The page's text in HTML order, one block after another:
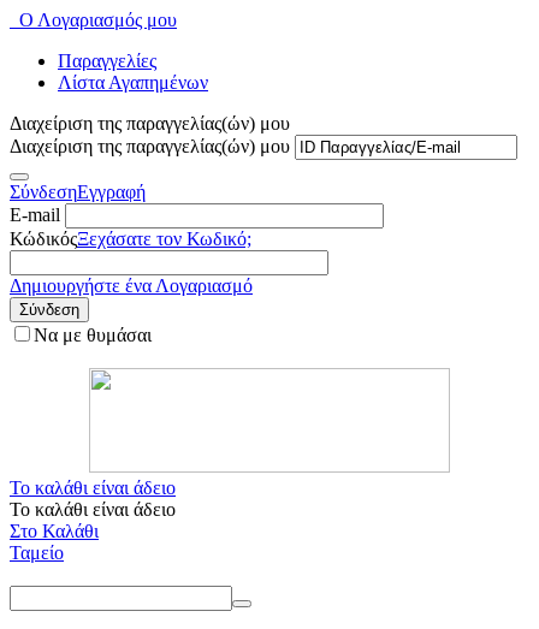
Ο Λογαριασμός μου
Παραγγελίες
Λίστα Αγαπημένων
Διαχείριση της παραγγελίας(ών) μου
Διαχείριση της παραγγελίας(ών) μου
ΣύνδεσηΕγγραφή
E-mail
ΚώδικόςΞεχάσατε τον Κωδικό;
Δημιουργήστε ένα Λογαριασμό
Σύνδεση
Να με θυμάσαι
Το καλάθι είναι άδειο
Το καλάθι είναι άδειο
Στο Καλάθι
Ταμείο